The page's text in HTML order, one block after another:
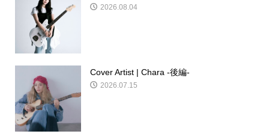
2026.08.04
Cover Artist | Chara -後編-
2026.07.15